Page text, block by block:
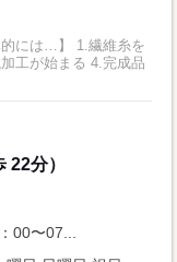
工が始まる 4.完成品
分）
00〜07...